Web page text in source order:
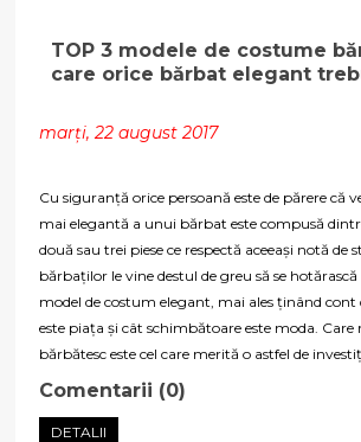
TOP 3 modele de costume
care orice bărbat elegant
marți, 22 august 2017
Cu siguranță orice persoană este de părere că
mai elegantă a unui bărbat este compusă
două sau trei piese ce respectă aceeași notă de
bărbaților le vine destul de greu să se
model de costum elegant, mai ales ținând cont
este piața și cât schimbătoare este moda. Care
bărbătesc este cel care merită o astfel de
Comentarii (0)
DETALII